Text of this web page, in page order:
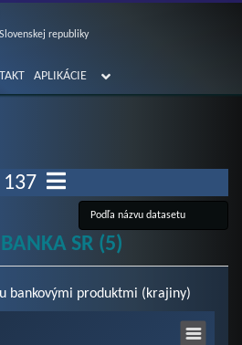
republiky
APLIKÁCIE
137
SR (5)
bankovými produktmi (krajiny)